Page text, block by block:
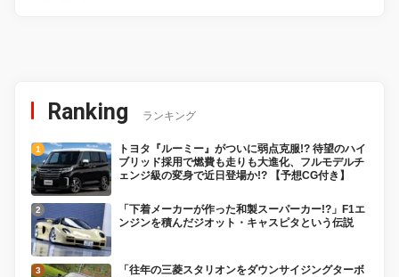
Ranking ランキング
トヨタ『ルーミー』がついに弱点克服!? 待望のハイ
ブリッド採用で燃費も走りも大進化、フルモデルチ
ェンジ級の変身で近日登場か!? 【予想CG付き】
「下着メーカーが作った和製スーパーカー!?」F1エ
ンジンを積んだジオット・キャスピタという伝説
「往年の三菱スタリオンをダウンサイジングターボ